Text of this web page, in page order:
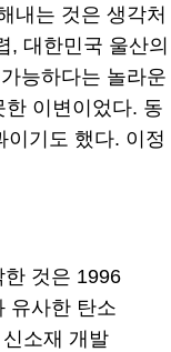
내는 것은 생각처
, 대한민국 울산의
능하다는 놀라운
이변이었다. 동
이기도 했다. 이정
것은 1996
유사한 탄소
소재 개발